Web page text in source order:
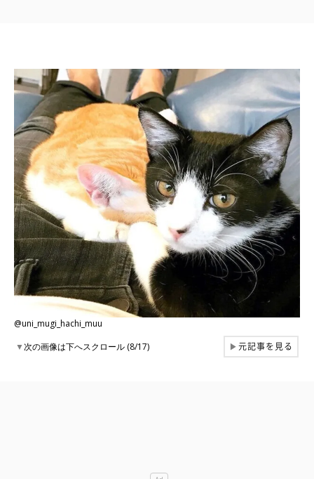
@uni_mugi_hachi_muu
▼次の画像は下へスクロール (8/17) ▶元記事を見る